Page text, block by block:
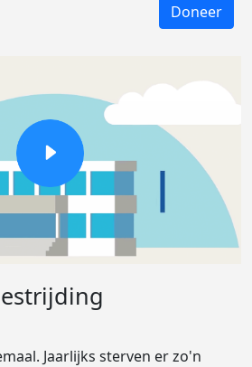
Doneer
Jaarlijks sterven er zo'n